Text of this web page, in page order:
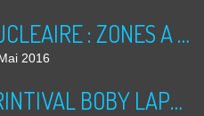
NUCLEAIRE : ZONES A RISQUES
2016
PRINTIVAL BOBY LAPOINTE 2016